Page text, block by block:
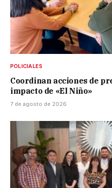
POLICIALES
Coordinan acciones de
impacto de «El Niño»
7 de agosto de 2026